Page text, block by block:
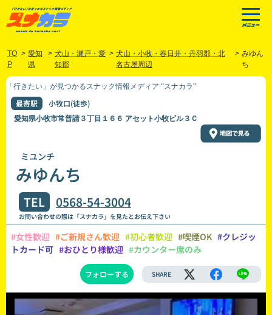
TO
P
> 愛知
県
> 犬山・瀬戸・愛
知郡
> 犬山・小牧・春日井・丹羽郡・北
名古屋周辺
> みゆん
ち
「行きたい」が見つかるスナック情報メディア “スナカラ”
最寄駅 小牧口(徒歩)
愛知県小牧市常普請３丁目１６６ アセット小牧ビル３Ｃ
ミユンチ
みゆんち
TEL 0568-54-3004
お問い合わせの際は「スナカラ」を見たとお伝え下さい
#女性歓迎 #ご新規さん歓迎 #初心者歓迎 #喫煙OK #クレジッ
トカード可 #おひとり様歓迎 #カウンター席のみ
フォローする SHARE